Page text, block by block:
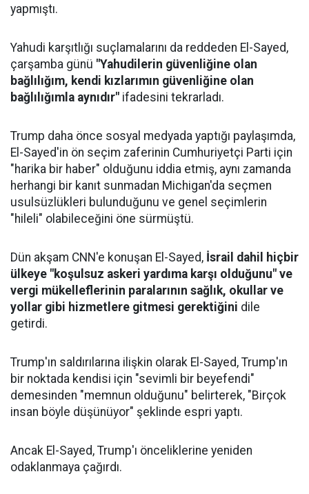
yapmıştı.
Yahudi karşıtlığı suçlamalarını da reddeden El-Sayed,
çarşamba günü "Yahudilerin güvenliğine olan
bağlılığım, kendi kızlarımın güvenliğine olan
bağlılığımla aynıdır" ifadesini tekrarladı.
Trump daha önce sosyal medyada yaptığı paylaşımda,
El-Sayed'in ön seçim zaferinin Cumhuriyetçi Parti için
"harika bir haber" olduğunu iddia etmiş, aynı zamanda
herhangi bir kanıt sunmadan Michigan'da seçmen
usulsüzlükleri bulunduğunu ve genel seçimlerin
"hileli" olabileceğini öne sürmüştü.
Dün akşam CNN'e konuşan El-Sayed, İsrail dahil hiçbir
ülkeye "koşulsuz askeri yardıma karşı olduğunu" ve
vergi mükelleflerinin paralarının sağlık, okullar ve
yollar gibi hizmetlere gitmesi gerektiğini dile
getirdi.
Trump'ın saldırılarına ilişkin olarak El-Sayed, Trump'ın
bir noktada kendisi için "sevimli bir beyefendi"
demesinden "memnun olduğunu" belirterek, "Birçok
insan böyle düşünüyor" şeklinde espri yaptı.
Ancak El-Sayed, Trump'ı önceliklerine yeniden
odaklanmaya çağırdı.